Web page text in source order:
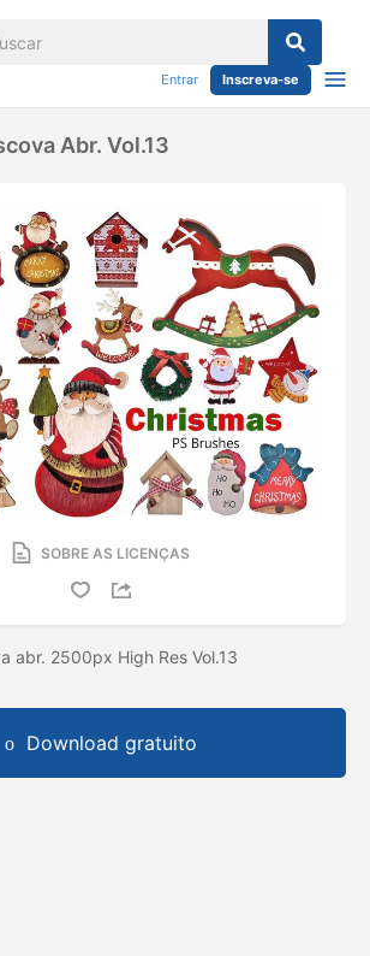
Entrar Inscreva-se
Abr. Vol.13
SOBRE AS LICENÇAS
abr. 2500px High Res Vol.13
Download gratuito